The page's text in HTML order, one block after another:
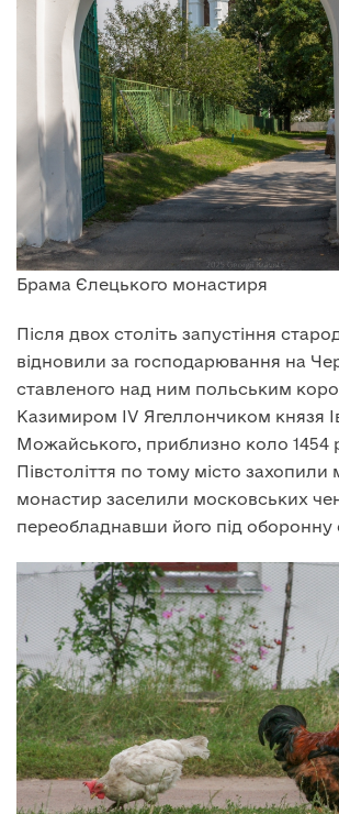
Брама Єлецького монастиря
Після двох століть запустіння
відновили за господарювання на
ставленого над ним польським
Казимиром IV Ягеллончиком князя
Можайського, приблизно коло 1454
Півстоліття по тому місто захопили
монастир заселили московських
переобладнавши його під оборонну